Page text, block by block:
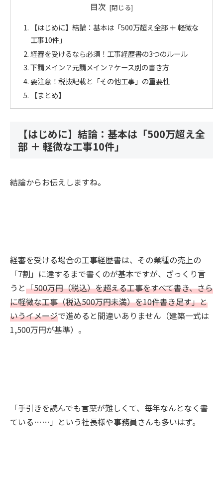
目次
【はじめに】結論：基本は「500万超え全部 ＋ 軽微な
工事10件」
経審を受けるなら必須！工事経歴書の3つのルール
下請メイン？元請メイン？ケース別の書き方
要注意！税抜記載と「その他工事」の重要性
【まとめ】
【はじめに】結論：基本は「500万超え全
部 ＋ 軽微な工事10件」
結論からお伝えしますね。
経審を受ける場合の工事経歴書は、その業種の売上の
「7割」に達するまで書くのが基本ですが、ざっくり言
うと「500万円（税込）を超える工事をすべて書き、さら
に軽微な工事（税込500万円未満）を10件書き足す」と
いうイメージで進めると間違いありません（建築一式は
1,500万円が基準）。
「手引きを読んでも言葉が難しくて、毎年なんとなく書
ている……」という社長様や事務員さんも多いはず。